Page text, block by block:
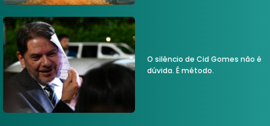
O silêncio de Cid Gomes não é
dúvida. É método.